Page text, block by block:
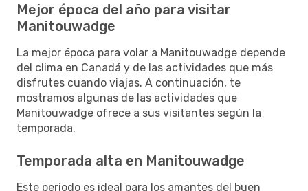
Mejor época del año para visitar
Manitouwadge
La mejor época para volar a Manitouwadge depende
del clima en Canadá y de las actividades que más
disfrutes cuando viajas. A continuación, te
mostramos algunas de las actividades que
Manitouwadge ofrece a sus visitantes según la
temporada.
Temporada alta en Manitouwadge
Este período es ideal para los amantes del buen